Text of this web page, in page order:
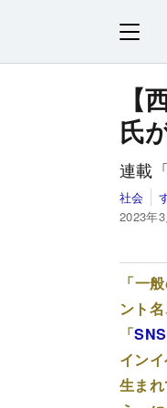
氏
連載
社会
2023年
「一
ント名
「
イン
生ま